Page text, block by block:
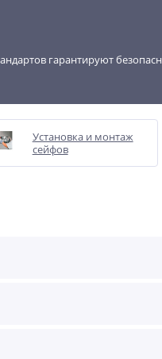
гарантируют
Установка и монтаж
сейфов